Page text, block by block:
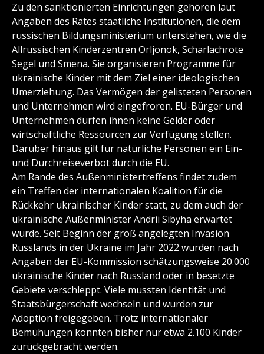
Zu den sanktionierten Einrichtungen gehören laut
Angaben des Rates staatliche Institutionen, die dem
russischen Bildungsministerium unterstehen, wie die
Allrussischen Kinderzentren Orljonok, Scharlachrote
Segel und Smena. Sie organisieren Programme für
ukrainische Kinder mit dem Ziel einer ideologischen
Umerziehung. Das Vermögen der gelisteten Personen
und Unternehmen wird eingefroren. EU-Bürger und
Unternehmen dürfen ihnen keine Gelder oder
wirtschaftliche Ressourcen zur Verfügung stellen.
Darüber hinaus gilt für natürliche Personen ein Ein-
und Durchreiseverbot durch die EU.
Am Rande des Außenministertreffens findet zudem
ein Treffen der internationalen Koalition für die
Rückkehr ukrainischer Kinder statt, zu dem auch der
ukrainische Außenminister Andrii Sibyha erwartet
wurde. Seit Beginn der groß angelegten Invasion
Russlands in der Ukraine im Jahr 2022 wurden nach
Angaben der EU-Kommission schätzungsweise 20.000
ukrainische Kinder nach Russland oder in besetzte
Gebiete verschleppt. Viele mussten Identität und
Staatsbürgerschaft wechseln und wurden zur
Adoption freigegeben. Trotz internationaler
Bemühungen konnten bisher nur etwa 2.100 Kinder
zurückgebracht werden.